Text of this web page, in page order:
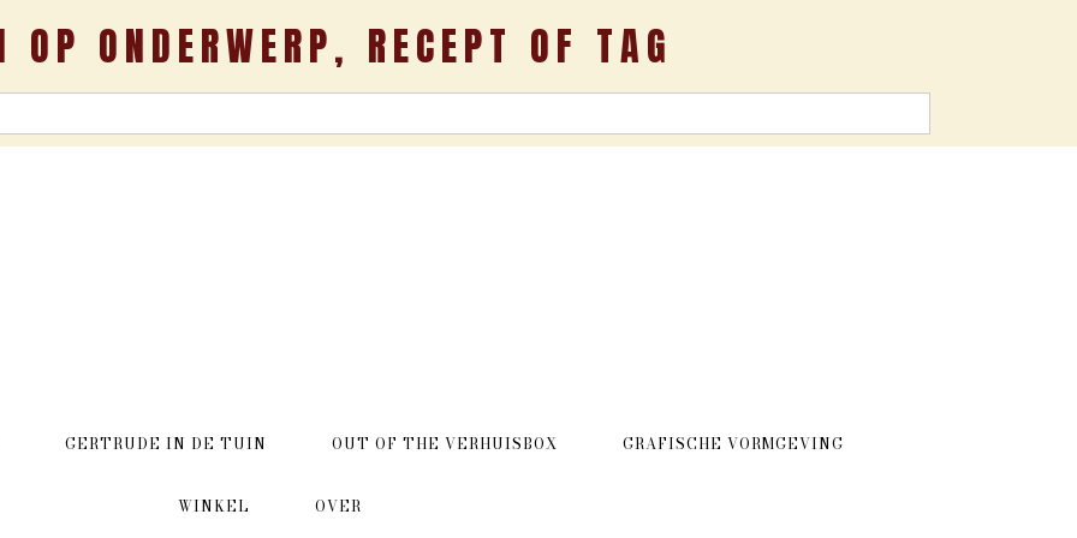
OP ONDERWERP, RECEPT OF TAG
GERTRUDE IN DE TUIN OUT OF THE VERHUISBOX GRAFISCHE VORMGEVING
WINKEL OVER